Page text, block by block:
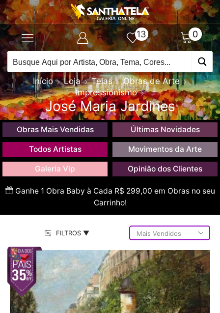
13 0
Início Loja Telas
Obras de Arte
Impressionismo
José Maria Jardines
Obras Mais Vendidas Últimas Novidades
Todos Artistas Movimentos da Arte
Galeria Vip Opinião dos Clientes
Ganhe 1 Obra Baby à Cada R$ 299,00 em Obras no seu
Carrinho!
FILTROS ▼